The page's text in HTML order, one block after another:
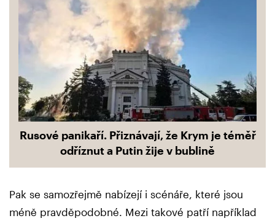
Rusové panikaří. Přiznávají, že Krym je téměř
odříznut a Putin žije v bublině
Pak se samozřejmě nabízejí i scénáře, které jsou
méně pravděpodobné. Mezi takové patří například